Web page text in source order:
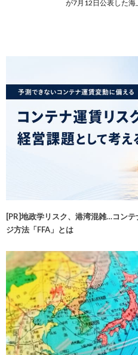
が7月12日公表した
[PR]地政学リスク、港湾混雑…コン
ジ方法「FFA」とは